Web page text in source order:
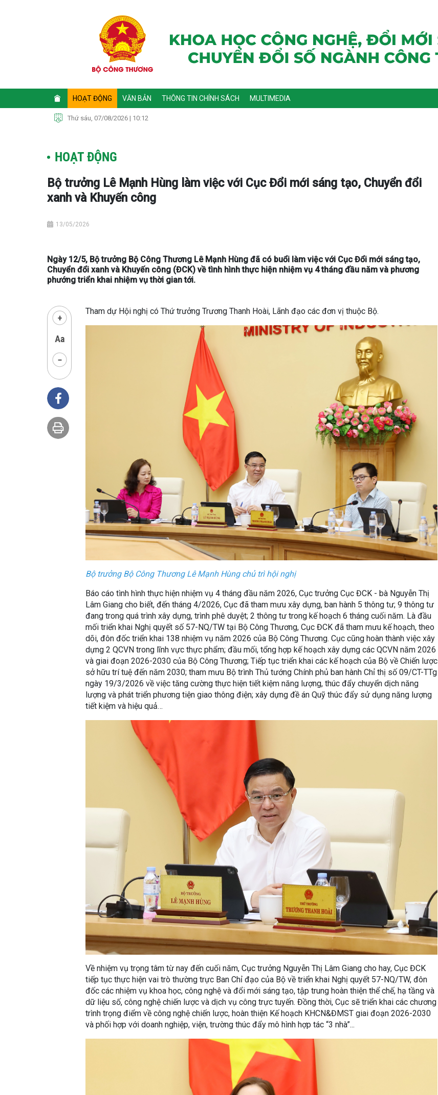
HOẠT ĐỘNG VĂN BẢN THÔNG TIN CHÍNH SÁCH MULTIMEDIA
Thứ sáu, 07/08/2026 | 10:12
HOẠT ĐỘNG
Bộ trưởng Lê Mạnh Hùng làm việc với Cục Đổi mới sáng tạo, Chuyển đổi
xanh và Khuyến công
13/05/2026
Ngày 12/5, Bộ trưởng Bộ Công Thương Lê Mạnh Hùng đã có buổi làm việc với Cục Đổi mới sáng tạo,
Chuyển đổi xanh và Khuyến công (ĐCK) về tình hình thực hiện nhiệm vụ 4 tháng đầu năm và phương
phướng triển khai nhiệm vụ thời gian tới.
Tham dự Hội nghị có Thứ trưởng Trương Thanh Hoài, Lãnh đạo các đơn vị thuộc Bộ.
Bộ trưởng Bộ Công Thương Lê Mạnh Hùng chủ trì hội nghị
Báo cáo tình hình thực hiện nhiệm vụ 4 tháng đầu năm 2026, Cục trưởng Cục ĐCK - bà Nguyễn Thị
Lâm Giang cho biết, đến tháng 4/2026, Cục đã tham mưu xây dựng, ban hành 5 thông tư; 9 thông tư
đang trong quá trình xây dựng, trình phê duyệt; 2 thông tư trong kế hoạch 6 tháng cuối năm. Là đầu
mối triển khai Nghị quyết số 57-NQ/TW tại Bộ Công Thương, Cục ĐCK đã tham mưu kế hoạch, theo
dõi, đôn đốc triển khai 138 nhiệm vụ năm 2026 của Bộ Công Thương. Cục cũng hoàn thành việc xây
dựng 2 QCVN trong lĩnh vực thực phẩm; đầu mối, tổng hợp kế hoạch xây dựng các QCVN năm 2026
và giai đoạn 2026-2030 của Bộ Công Thương; Tiếp tục triển khai các kế hoạch của Bộ về Chiến lược
sở hữu trí tuệ đến năm 2030; tham mưu Bộ trình Thủ tướng Chính phủ ban hành Chỉ thị số 09/CT-TTg
ngày 19/3/2026 về việc tăng cường thực hiện tiết kiệm năng lượng, thúc đẩy chuyển dịch năng
lượng và phát triển phương tiện giao thông điện; xây dựng đề án Quỹ thúc đẩy sử dụng năng lượng
tiết kiệm và hiệu quả…
Về nhiệm vụ trọng tâm từ nay đến cuối năm, Cục trưởng Nguyễn Thị Lâm Giang cho hay, Cục ĐCK
tiếp tục thực hiện vai trò thường trực Ban Chỉ đạo của Bộ về triển khai Nghị quyết 57-NQ/TW, đôn
đốc các nhiệm vụ khoa học, công nghệ và đổi mới sáng tạo, tập trung hoàn thiện thể chế, hạ tầng và
dữ liệu số, công nghệ chiến lược và dịch vụ công trực tuyến. Đồng thời, Cục sẽ triển khai các chương
trình trọng điểm về công nghệ chiến lược, hoàn thiện Kế hoạch KHCN&ĐMST giai đoạn 2026-2030
và phối hợp với doanh nghiệp, viện, trường thúc đẩy mô hình hợp tác “3 nhà”...